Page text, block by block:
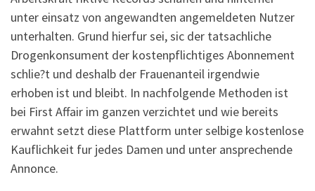
unter einsatz von angewandten angemeldeten Nutzer
unterhalten. Grund hierfur sei, sic der tatsachliche
Drogenkonsument der kostenpflichtiges Abonnement
schlie?t und deshalb der Frauenanteil irgendwie
erhoben ist und bleibt. In nachfolgende Methoden ist
bei First Affair im ganzen verzichtet und wie bereits
erwahnt setzt diese Plattform unter selbige kostenlose
Kauflichkeit fur jedes Damen und unter ansprechende
Annonce.